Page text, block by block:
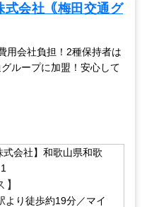
式会社｟梅田交通グ
用会社負担！2種保持者は
ループに加盟！安心して
式会社】和歌山県和歌
より徒歩約19分／マイ